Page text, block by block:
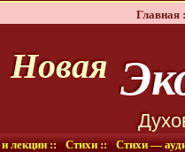
Главная
Новая
лекции :: Стихи :: Стихи —